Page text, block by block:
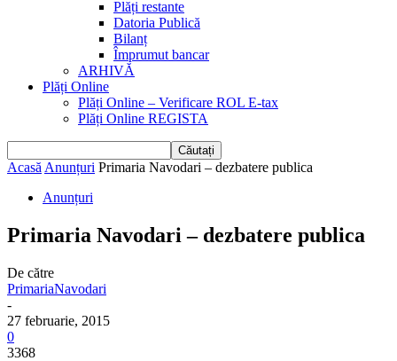
Plăți restante
Datoria Publică
Bilanț
Împrumut bancar
ARHIVĂ
Plăți Online
Plăți Online – Verificare ROL E-tax
Plăți Online REGISTA
Acasă Anunțuri Primaria Navodari – dezbatere publica
Anunțuri
Primaria Navodari – dezbatere publica
De către
PrimariaNavodari
-
27 februarie, 2015
0
3368